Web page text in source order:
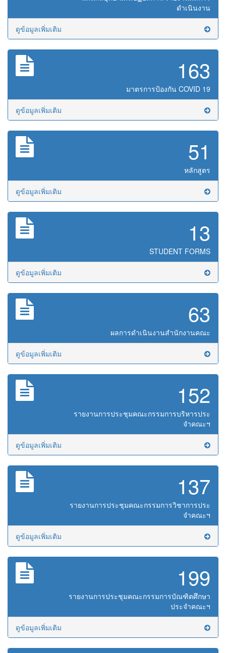
ดำเนินงาน
ดูข้อมูลเพิ่มเติม
163
มาตรการป้องกัน COVID 19
ดูข้อมูลเพิ่มเติม
51
หลักสูตร
ดูข้อมูลเพิ่มเติม
13
STUDENT FORMS
ดูข้อมูลเพิ่มเติม
63
ผลการดำเนินงานสำนักงานคณะ
ดูข้อมูลเพิ่มเติม
152
รายงานการประชุมคณะกรรมการบริหารประ
จำคณะฯ
ดูข้อมูลเพิ่มเติม
137
รายงานการประชุมคณะกรรมการวิชาการประ
จำคณะฯ
ดูข้อมูลเพิ่มเติม
199
รายงานการประชุมคณะกรรมการบัณฑิตศึกษา
ประจำคณะฯ
ดูข้อมูลเพิ่มเติม